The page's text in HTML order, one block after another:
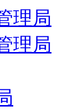
理局
理局